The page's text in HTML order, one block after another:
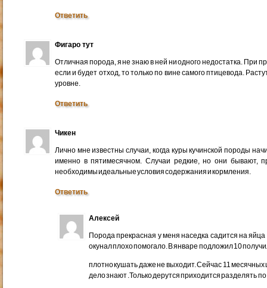
Ответить
Фигаро тут
Отличная порода, я не знаю в ней ни одного недостатка. При
если и будет отход, то только по вине самого птицевода.
уровне.
Ответить
Чикен
Лично мне известны случаи, когда куры кучинской породы
именно в пятимесячном. Случаи редкие, но они бывают,
необходимы идеальные условия содержания и кормления.
Ответить
Алексей
Порода прекрасная у меня наседка садится на
окунал плохо помогало. В январе подложил 10
плотно кушать даже не выходит. Сейчас 11
дело знают .Только дерутся приходится разделять